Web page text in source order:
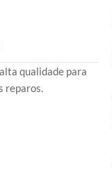
qualidade para
reparos.